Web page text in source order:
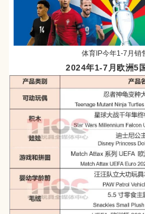
体育IP今年1-7月销
2024年1-7月欧洲5